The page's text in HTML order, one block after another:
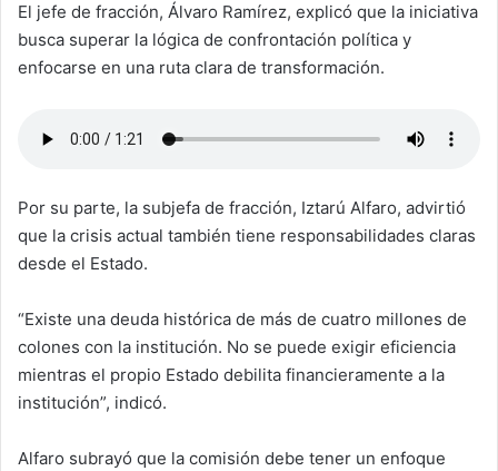
El jefe de fracción, Álvaro Ramírez, explicó que la iniciativa
busca superar la lógica de confrontación política y
enfocarse en una ruta clara de transformación.
Por su parte, la subjefa de fracción, Iztarú Alfaro, advirtió
que la crisis actual también tiene responsabilidades claras
desde el Estado.
“Existe una deuda histórica de más de cuatro millones de
colones con la institución. No se puede exigir eficiencia
mientras el propio Estado debilita financieramente a la
institución”, indicó.
Alfaro subrayó que la comisión debe tener un enfoque